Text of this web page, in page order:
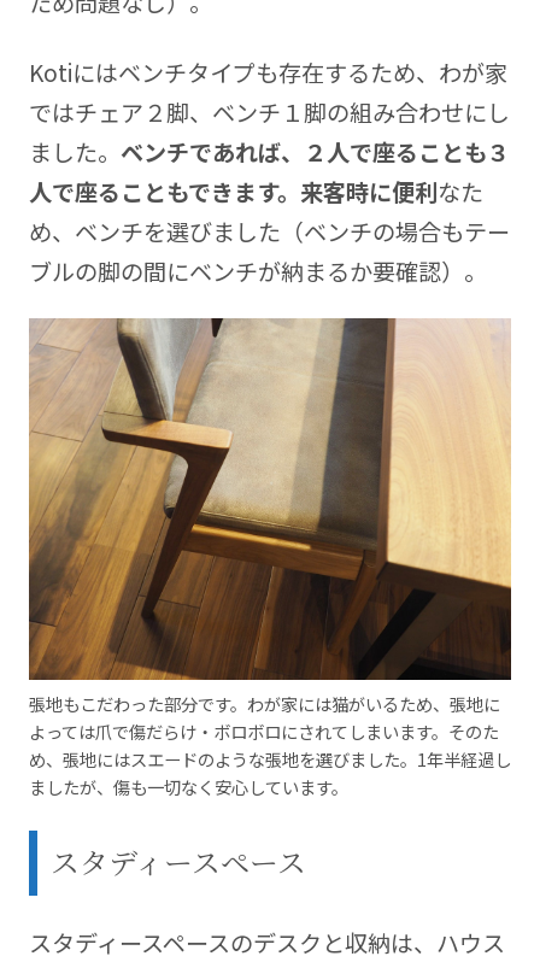
Kotiにはベンチタイプも存在するため、わが家
ではチェア２脚、ベンチ１脚の組み合わせにし
ました。 ベンチであれば、２人で座ることも３
人で座ることもできます。来客時に便利なた
め、ベンチを選びました（ベンチの場合もテー
ブルの脚の間にベンチが納まるか要確認）。
張地もこだわった部分です。わが家には猫がいるため、張地に
よっては爪で傷だらけ・ボロボロにされてしまいます。そのた
め、張地にはスエードのような張地を選びました。1年半経過し
ましたが、傷も一切なく安心しています。
スタディースペース
スタディースペースのデスクと収納は、ハウス